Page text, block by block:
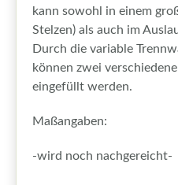
kann sowohl in einem
Stelzen) als auch im
Durch die variable
können zwei
eingefüllt werden.
Maßangaben:
-wird noch nachgereicht-